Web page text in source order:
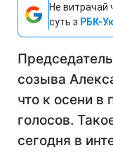
Не витрачай
суть з РБК-
созыва
что к осени в
голосов.
сегодня в